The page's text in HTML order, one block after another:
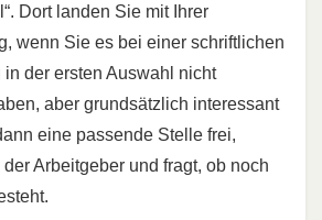
Dort landen Sie mit Ihrer
wenn Sie es bei einer schriftlichen
in der ersten Auswahl nicht
aber grundsätzlich interessant
eine passende Stelle frei,
Arbeitgeber und fragt, ob noch